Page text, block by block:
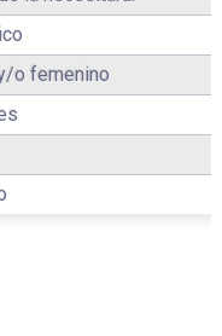
o femenino